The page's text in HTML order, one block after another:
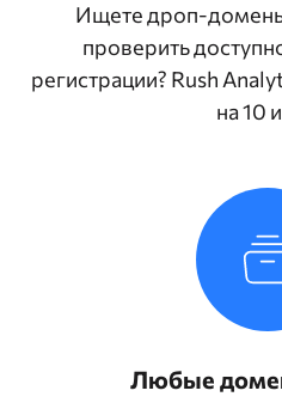
Ищете дроп-
проверить
регистрации? Rush
на 10
Любые